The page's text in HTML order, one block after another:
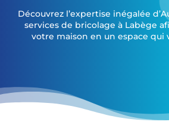
Découvrez l’expertise inégalée
services de bricolage à Labège
votre maison en un espace qui